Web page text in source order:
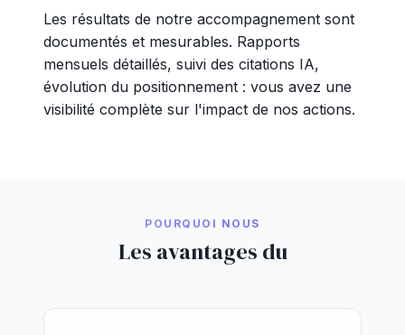
Les résultats de notre accompagnement sont
documentés et mesurables. Rapports
mensuels détaillés, suivi des citations IA,
évolution du positionnement : vous avez une
visibilité complète sur l'impact de nos actions.
POURQUOI NOUS
Les avantages du